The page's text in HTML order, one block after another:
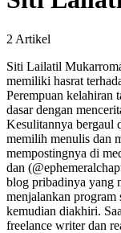
2 Artikel
Siti Lailatil
memiliki hasrat
Perempuan kelahiran
dasar dengan
Kesulitannya bergaul
memilih menulis dan
mempostingnya di
dan
blog pribadinya yang
menjalankan
kemudian diakhiri.
freelance writer dan